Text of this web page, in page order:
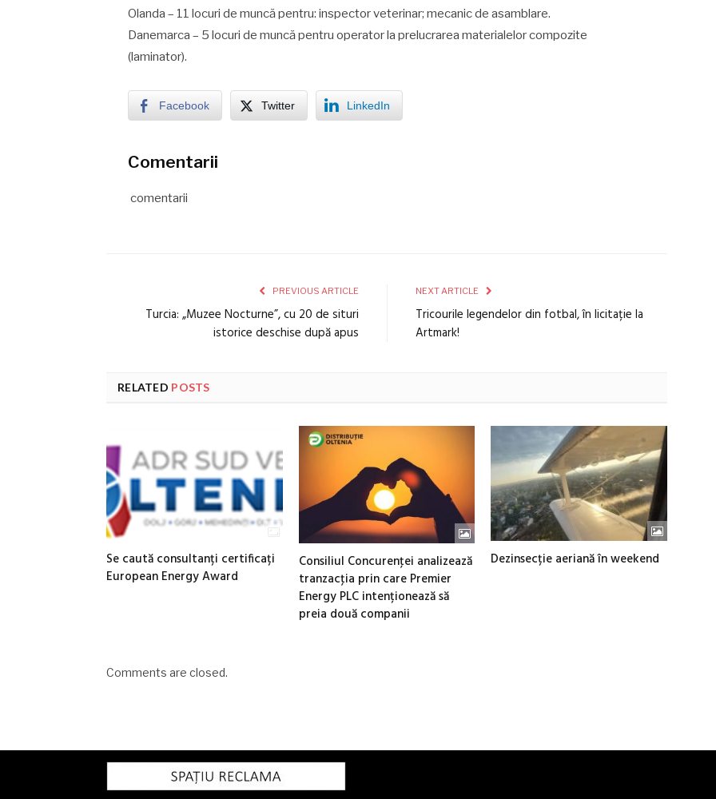
Olanda – 11 locuri de muncă pentru: inspector veterinar; mecanic de asamblare.
Danemarca – 5 locuri de muncă pentru operator la prelucrarea materialelor compozite
(laminator).
Facebook Twitter LinkedIn
Comentarii
comentarii
PREVIOUS ARTICLE
Turcia: „Muzee Nocturne”, cu 20 de situri
istorice deschise după apus
NEXT ARTICLE
Tricourile legendelor din fotbal, în licitație la
Artmark!
RELATED POSTS
Se caută consultanți certificați
European Energy Award
Consiliul Concurenţei analizează
tranzacţia prin care Premier
Energy PLC intenționează să
preia două companii
Dezinsecție aeriană în weekend
Comments are closed.